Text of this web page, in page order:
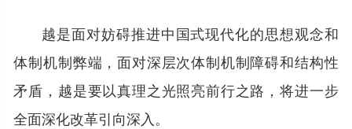
越是面对妨碍推进中国式现代化的思想观念和
体制机制弊端，面对深层次体制机制障碍和结构性
矛盾，越是要以真理之光照亮前行之路，将进一步
全面深化改革引向深入。